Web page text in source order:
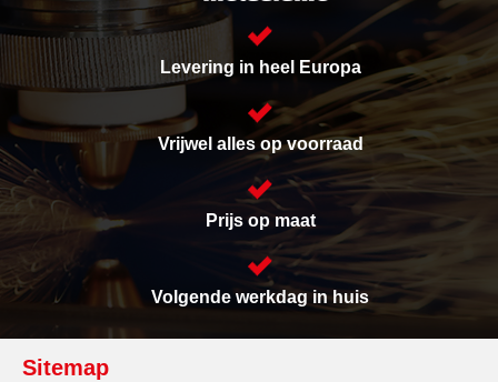
Levering in heel Europa
Vrijwel alles op voorraad
Prijs op maat
Volgende werkdag in huis
Sitemap